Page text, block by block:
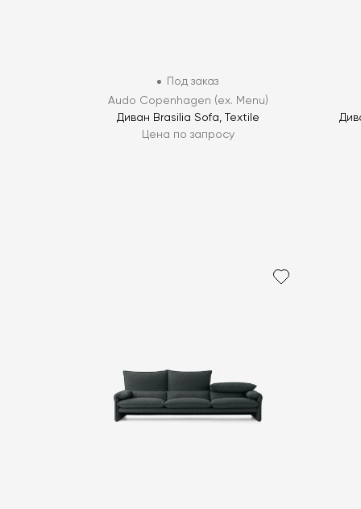
Под заказ
Audo Copenhagen (ex. Menu)
Диван Brasilia Sofa, Textile
Цена по запросу